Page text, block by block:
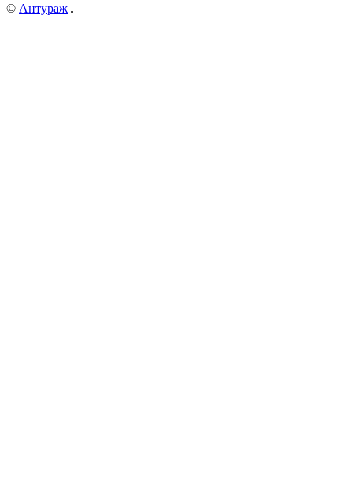
© Антураж .